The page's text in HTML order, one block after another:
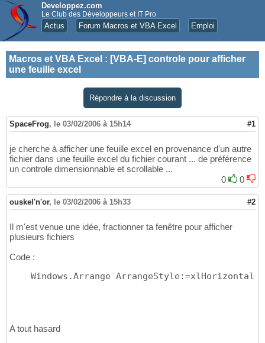
Developpez.com
Le Club des Développeurs et IT Pro
Actus Forum Macros et VBA Excel Emploi
Macros et VBA Excel : [VBA-E] controle pour afficher
une feuille excel
Répondre à la discussion
SpaceFrog, le 03/02/2006 à 15h14 #1
je cherche à afficher une feuille excel en provenance d'un autre
fichier dans une feuille excel du fichier courant ... de préférence
un controle dimensionnable et scrollable ...
0
0
ouskel'n'or, le 03/02/2006 à 15h33 #2
Il m'est venue une idée, fractionner ta fenêtre pour afficher
plusieurs fichiers
Code :
    Windows.Arrange ArrangeStyle:=xlHorizontal
A tout hasard